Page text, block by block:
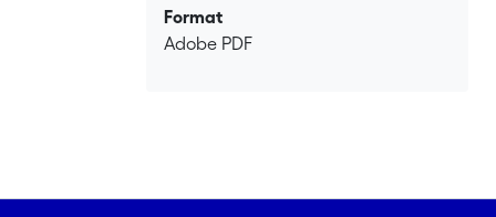
pour ces dernières. En raison de leur
double capacité à agir sur la
Format
Adobe PDF